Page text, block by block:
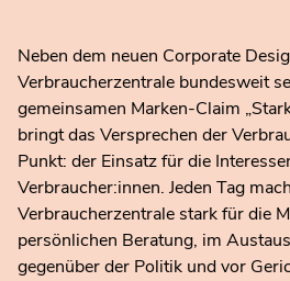
Neben dem neuen Corporate
Verbraucherzentrale bundesweit
gemeinsamen Marken-Claim
bringt das Versprechen der
Punkt: der Einsatz für die
Verbraucher:innen. Jeden Tag
Verbraucherzentrale stark für die
persönlichen Beratung, im
gegenüber der Politik und vor